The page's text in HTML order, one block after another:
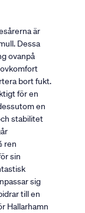
är
Dessa
ovanpå
bort fukt.
för en
en
stabilitet
ren
sin
sig
till en
Hallarhamn